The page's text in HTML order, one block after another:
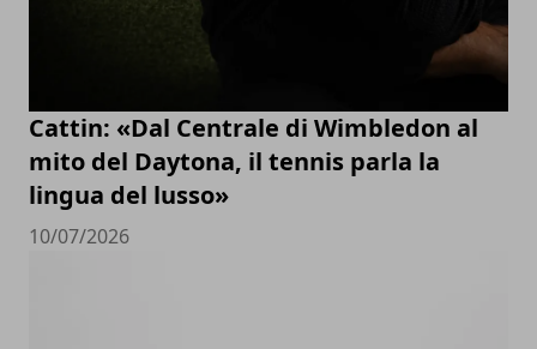
Cattin: «Dal Centrale di Wimbledon al
mito del Daytona, il tennis parla la
lingua del lusso»
10/07/2026